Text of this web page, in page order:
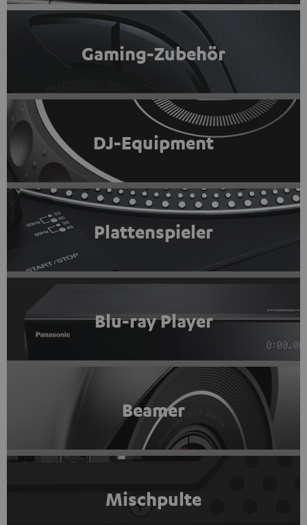
Gaming-Zubehör
DJ-Equipment
Plattenspieler
Blu-ray Player
Beamer
Mischpulte